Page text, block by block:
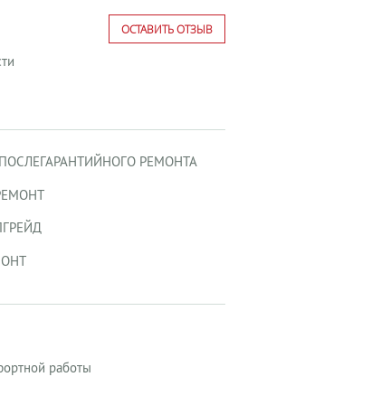
ОСТАВИТЬ ОТЗЫВ
РЕМОНТА
работы